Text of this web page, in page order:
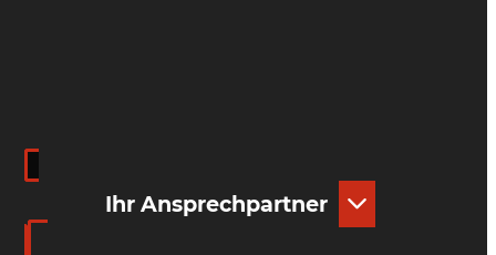
Ihr Ansprechpartner